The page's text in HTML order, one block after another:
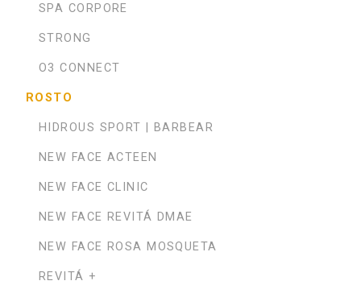
SPA CORPORE
STRONG
O3 CONNECT
ROSTO
HIDROUS SPORT | BARBEAR
NEW FACE ACTEEN
NEW FACE CLINIC
NEW FACE REVITÁ DMAE
NEW FACE ROSA MOSQUETA
REVITÁ +